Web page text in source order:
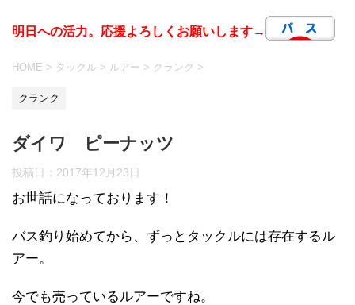
明日への活力。応援よろしくお願いします→
HOME > タックル > ルアー > クランク >
クランク
ダイワ ピーナッツ
投稿日： 2017年12月23日
お世話になっております！
バス釣り始めてから、ずっとタックルには存在するル
アー。
今でも売っているルアーですね。